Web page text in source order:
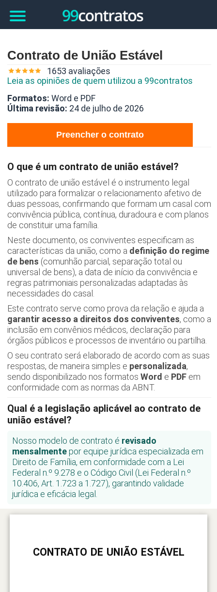
Contrato de União Estável
1653 avaliações
Leia as opiniões de quem utilizou a 99contratos
Formatos: Word e PDF
Última revisão: 24 de julho de 2026
Preencher o contrato
O que é um contrato de união estável?
O contrato de união estável é o instrumento legal
utilizado para formalizar o relacionamento afetivo de
duas pessoas, confirmando que formam um casal com
convivência pública, contínua, duradoura e com planos
de constituir uma família.
Neste documento, os conviventes especificam as
características da união, como a definição do regime
de bens (comunhão parcial, separação total ou
universal de bens), a data de início da convivência e
regras patrimoniais personalizadas adaptadas às
necessidades do casal.
Este contrato serve como prova da relação e ajuda a
garantir acesso a direitos dos conviventes, como a
inclusão em convênios médicos, declaração para
órgãos públicos e processos de inventário ou partilha.
O seu contrato será elaborado de acordo com as suas
respostas, de maneira simples e personalizada,
sendo disponibilizado nos formatos Word e PDF em
conformidade com as normas da ABNT.
Qual é a legislação aplicável ao contrato de
união estável?
Nosso modelo de contrato é revisado
mensalmentepor equipe jurídica especializada em
Direito de Família, em conformidade com a Lei
Federal n.º 9.278 e o Código Civil (Lei Federal n.º
10.406, Art. 1.723 a 1.727), garantindo validade
jurídica e eficácia legal.
CONTRATO DE UNIÃO ESTÁVEL